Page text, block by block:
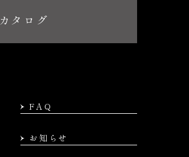
カタログ
FAQ
お知らせ